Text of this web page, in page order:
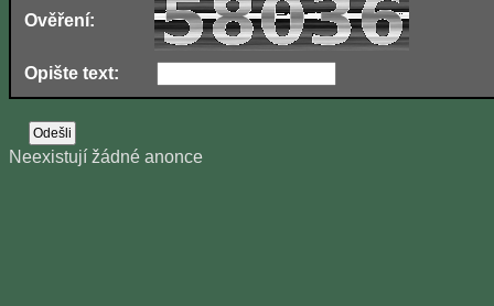
Ověření:
Opište text:
Neexistují žádné anonce